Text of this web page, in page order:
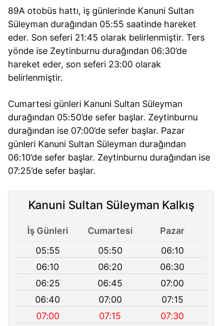
89A otobüs hattı, iş günlerinde Kanuni Sultan
Süleyman durağından 05:55 saatinde hareket
eder. Son seferi 21:45 olarak belirlenmiştir. Ters
yönde ise Zeytinburnu durağından 06:30’de
hareket eder, son seferi 23:00 olarak
belirlenmiştir.
Cumartesi günleri Kanuni Sultan Süleyman
durağından 05:50’de sefer başlar. Zeytinburnu
durağından ise 07:00’de sefer başlar. Pazar
günleri Kanuni Sultan Süleyman durağından
06:10’de sefer başlar. Zeytinburnu durağından ise
07:25’de sefer başlar.
Kanuni Sultan Süleyman Kalkış
İş Günleri Cumartesi
Pazar
05:55
05:50
06:10
06:10
06:20
06:30
06:25
06:45
07:00
06:40
07:00
07:15
07:00
07:15 07:30